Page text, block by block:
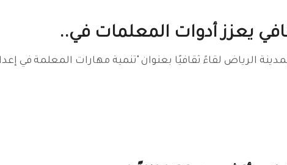
يعزز أدوات المعلمات في..
الرياض لقاءً ثقافيًا بعنوان "تنمية مهارات المعلمة